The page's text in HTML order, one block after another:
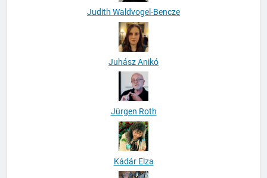
Judith Waldvogel-Bencze
Juhász Anikó
Jürgen Roth
Kádár Elza